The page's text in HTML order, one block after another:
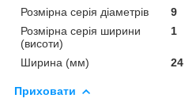
Розмірна серія діаметрів
9
Розмірна серія ширини
(висоти)
1
Ширина (мм)
Приховати